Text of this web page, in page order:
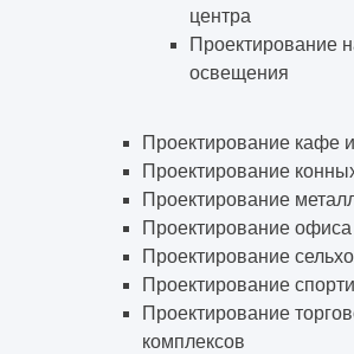
центра
Проектирование
освещения
Проектирование кафе
Проектирование
Проектирование
Проектирование офиса
Проектирование
Проектирование
Проектирование
комплексов